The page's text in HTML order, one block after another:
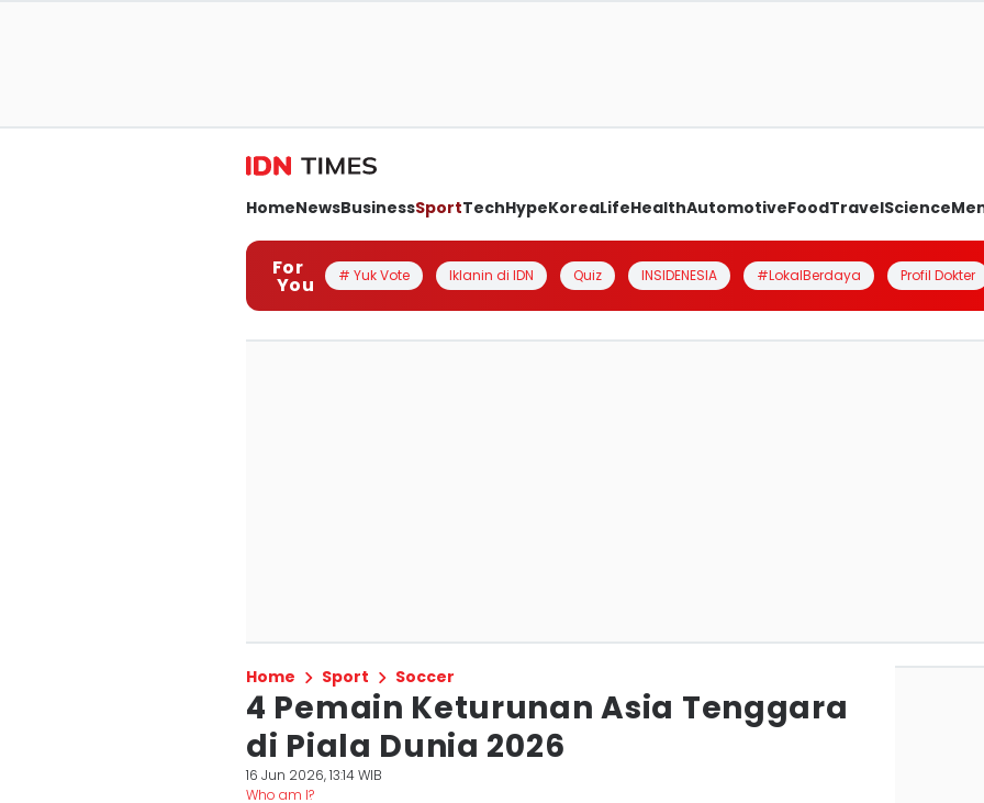
HomeNewsBusinessSportTechHypeKoreaLifeHealthAutomotiveFoodTravelScience
For
You # Yuk Vote Iklanin di IDN Quiz INSIDENESIA #LokalBerdaya Profil Dokter
Home Sport Soccer
4 Pemain Keturunan Asia Tenggara
di Piala Dunia 2026
16 Jun 2026, 13:14 WIB
Who am I?